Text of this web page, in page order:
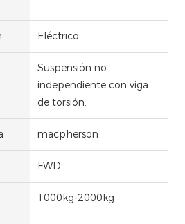
Eléctrico
Suspensión no
independiente con viga
de torsión.
macpherson
FWD
1000kg-2000kg